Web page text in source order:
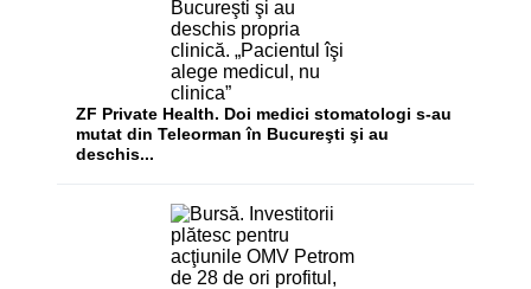
ZF Private Health. Doi medici stomatologi s-au
mutat din Teleorman în Bucureşti şi au
deschis...